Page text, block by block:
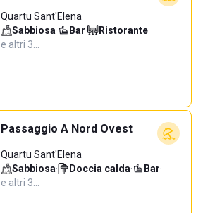
Quartu Sant'Elena
Sabbiosa· Bar· Ristorante·
e altri 3…
Passaggio A Nord Ovest
Quartu Sant'Elena
Sabbiosa· Doccia calda· Bar·
e altri 3…